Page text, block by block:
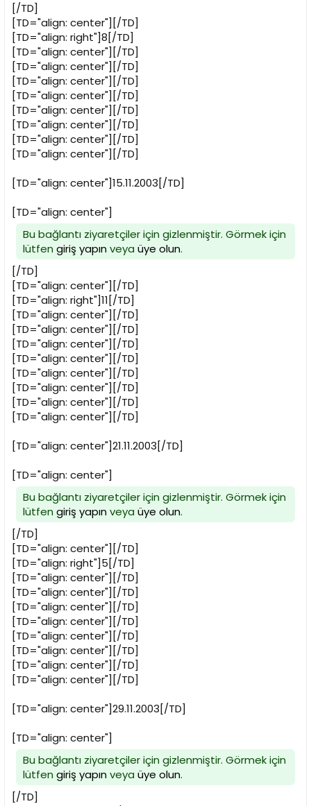
[/TD]
[TD="align: center"][/TD]
[TD="align: right"]8[/TD]
[TD="align: center"][/TD]
[TD="align: center"][/TD]
[TD="align: center"][/TD]
[TD="align: center"][/TD]
[TD="align: center"][/TD]
[TD="align: center"][/TD]
[TD="align: center"][/TD]
[TD="align: center"][/TD]
[TD="align: center"]15.11.2003[/TD]
[TD="align: center"]
Bu bağlantı ziyaretçiler için gizlenmiştir. Görmek için
lütfen giriş yapınveya üye olun.
[/TD]
[TD="align: center"][/TD]
[TD="align: right"]11[/TD]
[TD="align: center"][/TD]
[TD="align: center"][/TD]
[TD="align: center"][/TD]
[TD="align: center"][/TD]
[TD="align: center"][/TD]
[TD="align: center"][/TD]
[TD="align: center"][/TD]
[TD="align: center"][/TD]
[TD="align: center"]21.11.2003[/TD]
[TD="align: center"]
Bu bağlantı ziyaretçiler için gizlenmiştir. Görmek için
lütfen giriş yapınveya üye olun.
[/TD]
[TD="align: center"][/TD]
[TD="align: right"]5[/TD]
[TD="align: center"][/TD]
[TD="align: center"][/TD]
[TD="align: center"][/TD]
[TD="align: center"][/TD]
[TD="align: center"][/TD]
[TD="align: center"][/TD]
[TD="align: center"][/TD]
[TD="align: center"][/TD]
[TD="align: center"]29.11.2003[/TD]
[TD="align: center"]
Bu bağlantı ziyaretçiler için gizlenmiştir. Görmek için
lütfen giriş yapınveya üye olun.
[/TD]